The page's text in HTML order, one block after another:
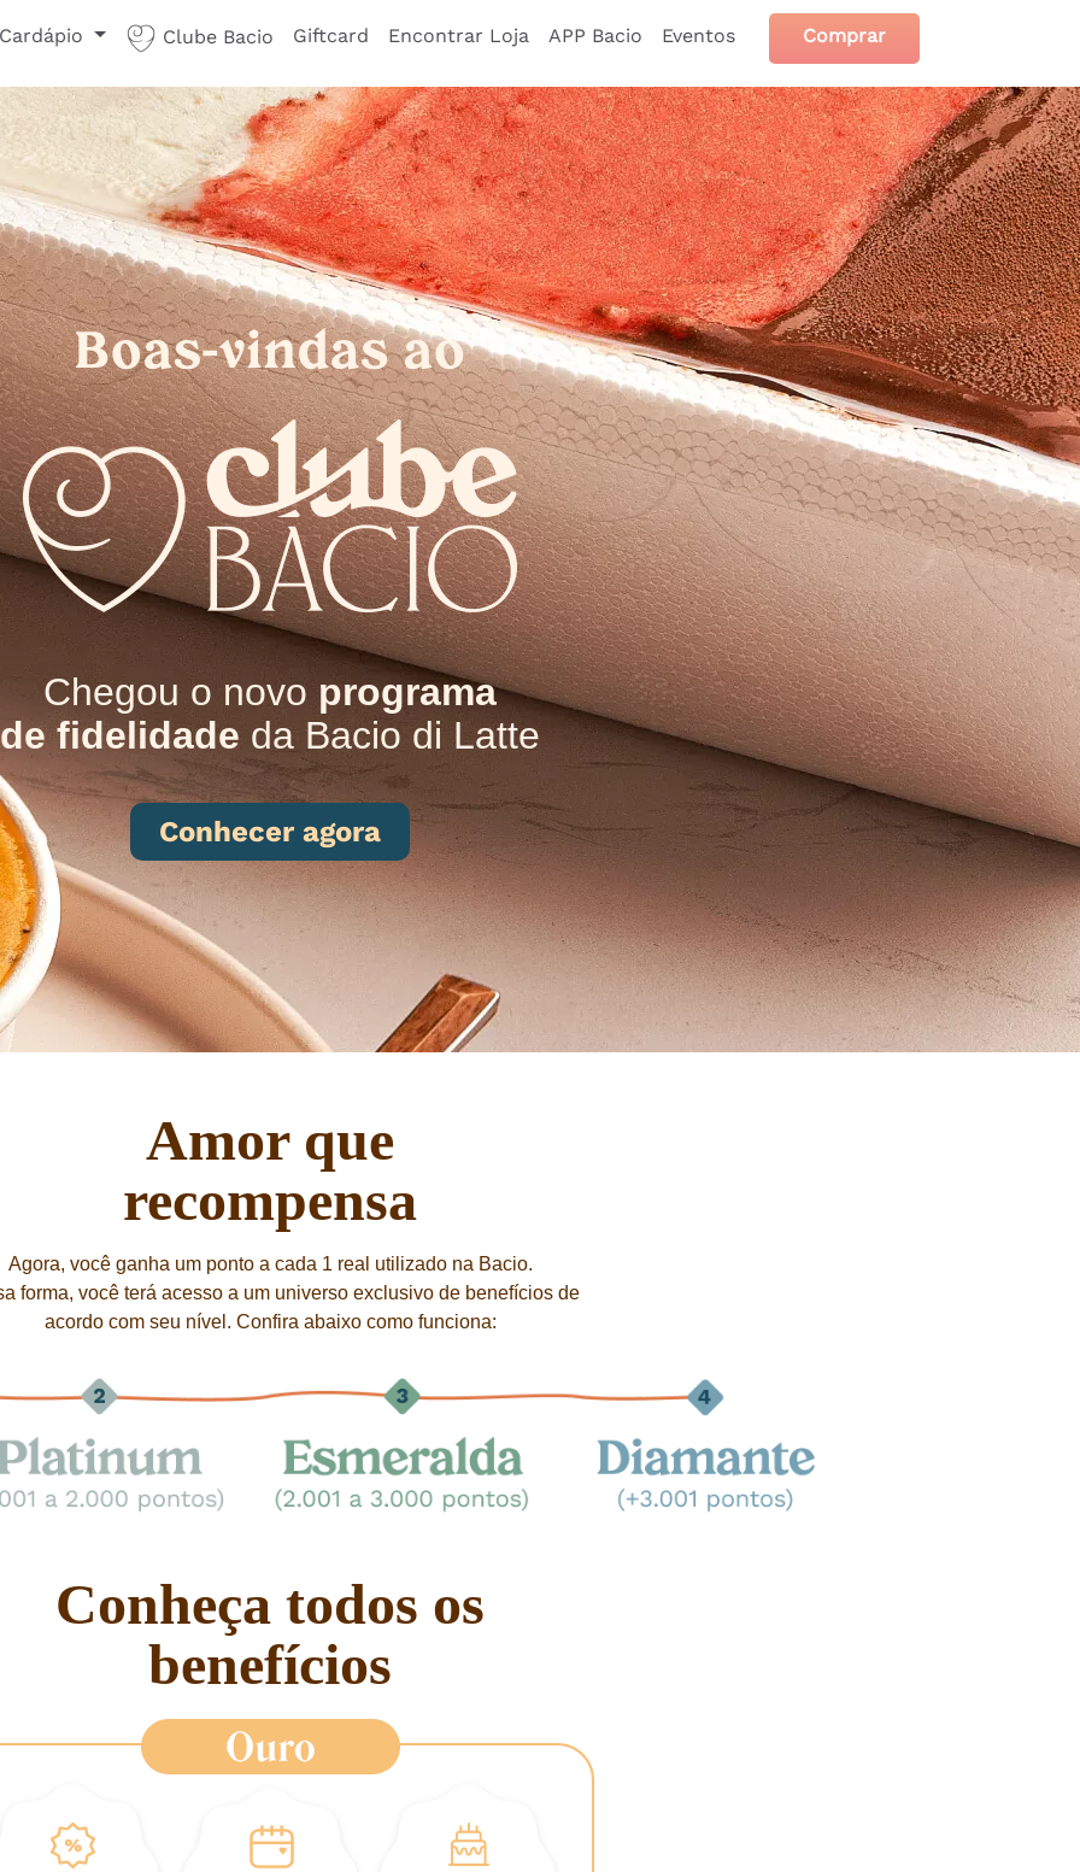
Cardápio Clube Bacio Giftcard Encontrar Loja APP Bacio Eventos Comprar
Chegou o novoprograma
de fidelidade da Bacio di Latte
Conhecer agora
Amor que
recompensa
Agora, você ganha um ponto a cada 1 real utilizado na Bacio.
forma, você terá acesso a um universo exclusivo de benefícios de
acordo com seu nível. Confira abaixo como funciona:
Conheça todos os
benefícios